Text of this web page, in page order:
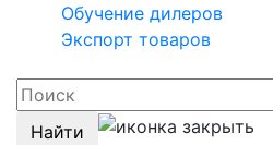
Обучение дилеров
Экспорт товаров
Найти